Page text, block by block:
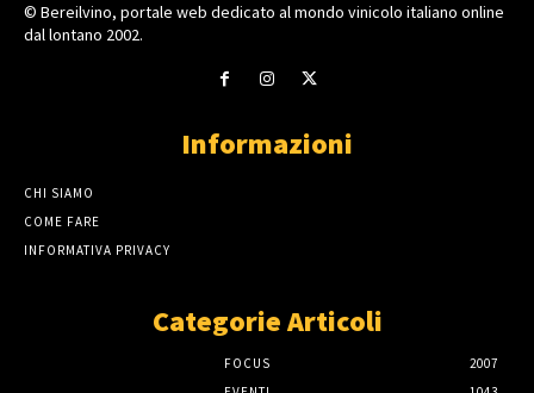
© Bereilvino, portale web dedicato al mondo vinicolo italiano online
dal lontano 2002.
Informazioni
CHI SIAMO
COME FARE
INFORMATIVA PRIVACY
Categorie Articoli
FOCUS
2007